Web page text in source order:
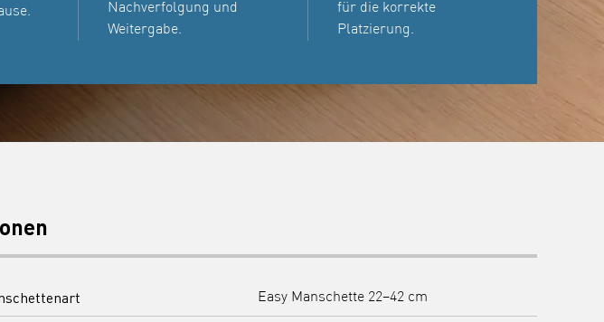
Nachverfolgung und
Weitergabe.
für die korrekte
Platzierung.
Easy Manschette 22–42 cm